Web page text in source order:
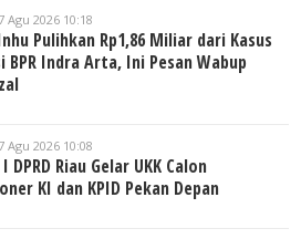
Agu 2026 10:18
Pulihkan Rp1,86 Miliar dari Kasus
BPR Indra Arta, Ini Pesan Wabup
Agu 2026 10:08
DPRD Riau Gelar UKK Calon
KI dan KPID Pekan Depan